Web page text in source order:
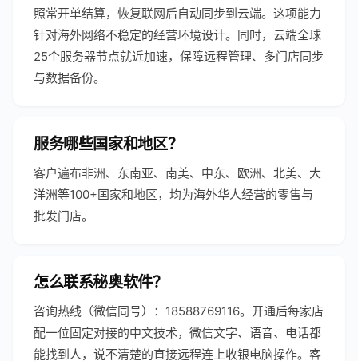
照常开单结算，恢复联网后自动同步到云端。这项能力
针对海外网络不稳定的经营环境设计。同时，云端全球
25个服务器节点就近加速，保障远程管理、多门店同步
与数据备份。
服务哪些国家和地区？
客户遍布非洲、东南亚、南美、中东、欧洲、北美、大
洋洲等100+国家和地区，均为海外华人经营的零售与
批发门店。
怎么联系秘奥软件？
咨询热线（微信同号）：18588769116。开通后每家店
配一位固定对接的中文技术，微信文字、语音、电话都
能找到人，说不清楚的直接远程连上收银电脑操作。客